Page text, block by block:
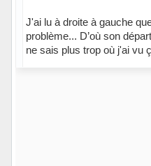
J'ai lu à droite à gauche
problème... D’où son
ne sais plus trop où j'ai vu